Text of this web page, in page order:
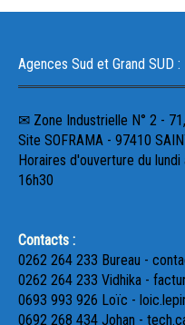
Agences Sud et Grand SUD :
✉ Zone Industrielle N° 2 -
Site SOFRAMA - 97410
Horaires d'ouverture du
16h30
Contacts :
0262 264 233 Bureau -
0262 264 233 Vidhika -
0693 993 926 Loïc -
0692 268 434 Johan -